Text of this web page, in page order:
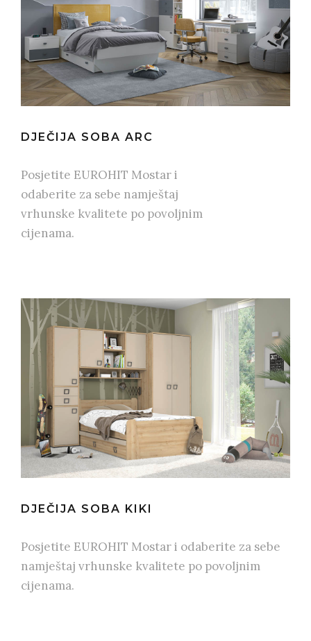
DJEČIJA SOBA ARC
Posjetite EUROHIT Mostar i
odaberite za sebe namještaj
vrhunske kvalitete po povoljnim
cijenama.
DJEČIJA SOBA KIKI
Posjetite EUROHIT Mostar i odaberite za sebe
namještaj vrhunske kvalitete po povoljnim
cijenama.